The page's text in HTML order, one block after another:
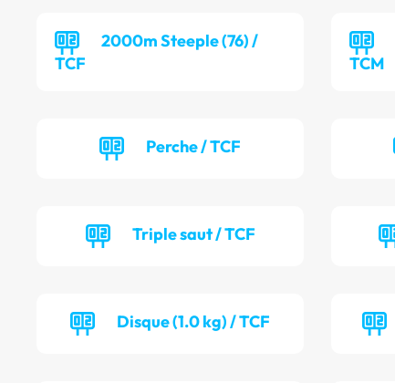
2000m Steeple (76) /
TCF
TCM
Perche / TCF
Triple saut / TCF
Disque (1.0 kg) / TCF